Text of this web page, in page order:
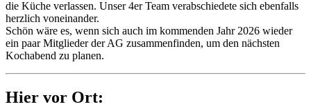
die Küche verlassen. Unser 4er Team verabschiedete sich ebenfalls
herzlich voneinander.
Schön wäre es, wenn sich auch im kommenden Jahr 2026 wieder
ein paar Mitglieder der AG zusammenfinden, um den nächsten
Kochabend zu planen.
Hier vor Ort: